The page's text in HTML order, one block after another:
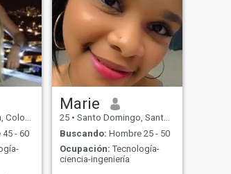
- 60
Marie
25 • Santo Domingo, Santo Domingo, Rep. Dominicana
Buscando: Hombre 25 - 50
Ocupación: Tecnología-
ciencia-ingeniería